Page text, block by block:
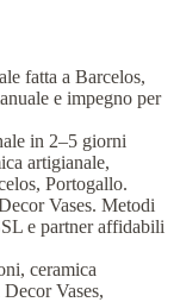
fatta a Barcelos,
e impegno per
in 2–5 giorni
artigianale,
Portogallo.
Vases. Metodi
e partner affidabili
ceramica
Vases,